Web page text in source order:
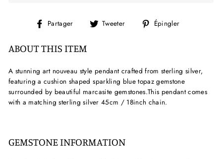
Partager
Partager
Facebook
Tweeter
TweeterÉpingler
ABOUT THIS ITEM
A stunning art nouveau style pendant crafted from sterling silver,
featuring a cushion shaped sparkling blue topaz gemstone
surrounded by beautiful marcasite gemstones.This pendant comes
with a matching sterling silver 45cm / 18inch chain.
GEMSTONE INFORMATION